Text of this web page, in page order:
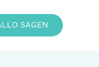
SAGEN